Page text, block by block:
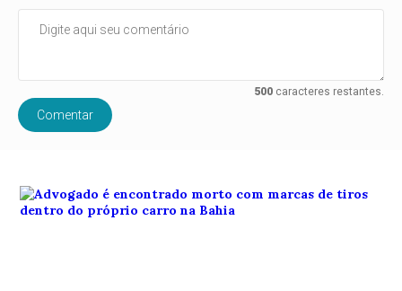
500caracteres restantes.
Comentar